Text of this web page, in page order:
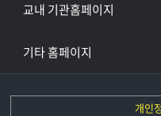
교내 기관홈페이지
기타 홈페이지
개인